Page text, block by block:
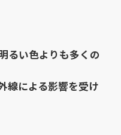
るい色よりも多くの
線による影響を受け